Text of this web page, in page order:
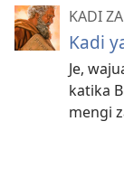
KADI
Kadi
Je,
katika
mengi